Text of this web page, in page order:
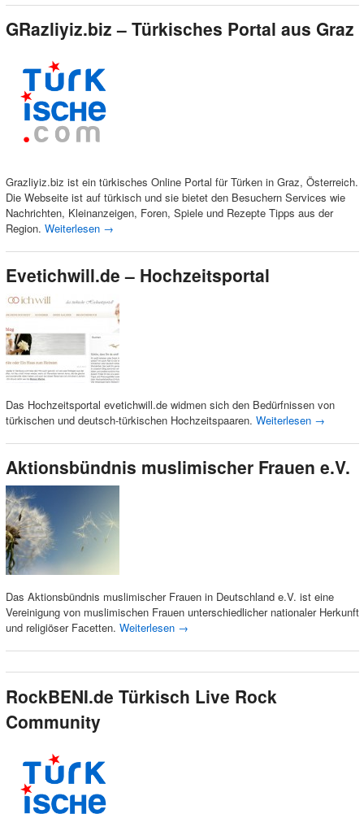
GRazliyiz.biz – Türkisches Portal aus Graz
Grazliyiz.biz ist ein türkisches Online Portal für Türken in Graz, Österreich.
Die Webseite ist auf türkisch und sie bietet den Besuchern Services wie
Nachrichten, Kleinanzeigen, Foren, Spiele und Rezepte Tipps aus der
Region. Weiterlesen →
Evetichwill.de – Hochzeitsportal
Das Hochzeitsportal evetichwill.de widmen sich den Bedürfnissen von
türkischen und deutsch-türkischen Hochzeitspaaren. Weiterlesen →
Aktionsbündnis muslimischer Frauen e.V.
Das Aktionsbündnis muslimischer Frauen in Deutschland e.V. ist eine
Vereinigung von muslimischen Frauen unterschiedlicher nationaler Herkunft
und religiöser Facetten. Weiterlesen →
RockBENI.de Türkisch Live Rock
Community